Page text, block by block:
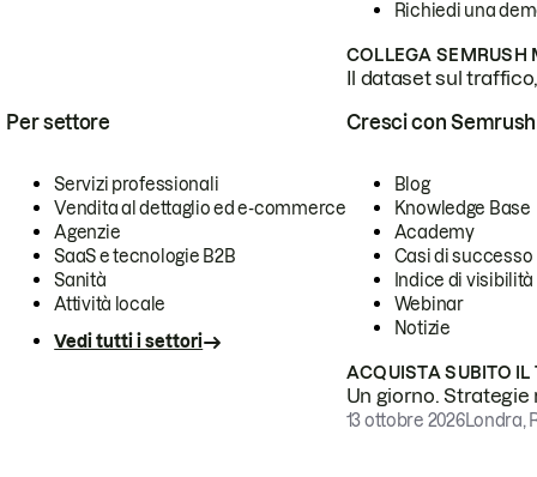
Richiedi una
COLLEGA SEMRUSH
Il dataset sul
Per settore
Servizi professionali
Vendita al dettaglio ed e-commerce
Agenzie
SaaS e tecnologie B2B
Sanità
Attività locale
Vedi tutti i settori
Cresci con Semrush
Blog
Knowledge Base
Academy
Casi di successo
Indice di visibilità
Webinar
Notizie
ACQUISTA SUBITO IL
Un giorno.
13 ottobre 2026Londra,